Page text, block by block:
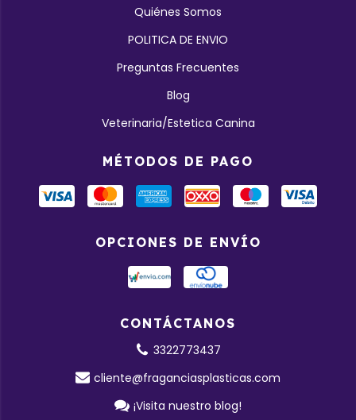
Quiénes Somos
POLITICA DE ENVIO
Preguntas Frecuentes
Blog
Veterinaria/Estetica Canina
MÉTODOS DE PAGO
OPCIONES DE ENVÍO
CONTÁCTANOS
3322773437
cliente@fraganciasplasticas.com
¡Visita nuestro blog!